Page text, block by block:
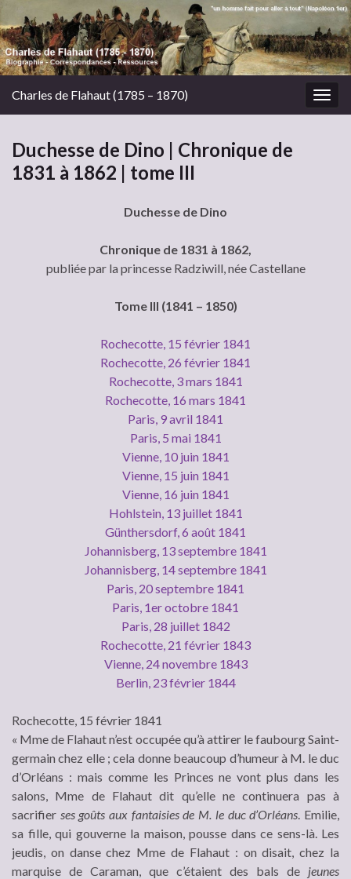
Charles de Flahaut (1785 – 1870)
Duchesse de Dino | Chronique de
1831 à 1862 | tome III
Duchesse de Dino
Chronique de 1831 à 1862,
publiée par la princesse Radziwill, née Castellane
Tome III (1841 – 1850)
Rochecotte, 15 février 1841
Rochecotte, 26 février 1841
Rochecotte, 3 mars 1841
Rochecotte, 16 mars 1841
Paris, 9 avril 1841
Paris, 5 mai 1841
Vienne, 10 juin 1841
Vienne, 15 juin 1841
Vienne, 16 juin 1841
Hohlstein, 13 juillet 1841
Günthersdorf, 6 août 1841
Johannisberg, 13 septembre 1841
Johannisberg, 14 septembre 1841
Paris, 20 septembre 1841
Paris, 1er octobre 1841
Paris, 28 juillet 1842
Rochecotte, 21 février 1843
Vienne, 24 novembre 1843
Berlin, 23 février 1844
Rochecotte, 15 février 1841
« Mme de Flahaut n’est occupée qu’à attirer le faubourg Saint-
germain chez elle ; cela donne beaucoup d’humeur à M. le duc
d’Orléans : mais comme les Princes ne vont plus dans les
salons, Mme de Flahaut dit qu’elle ne continuera pas à
sacrifier ses goûts aux fantaisies de M. le duc d’Orléans . Emilie,
sa fille, qui gouverne la maison, pousse dans ce sens-là. Les
jeudis, on danse chez Mme de Flahaut : on disait, chez la
marquise de Caraman, que c’étaient des bals de jeunes